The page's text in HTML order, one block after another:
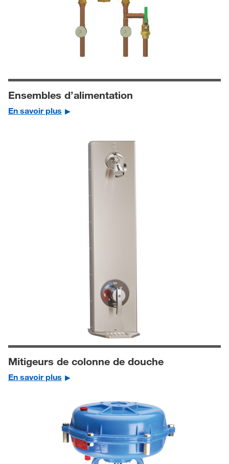
Ensembles d’alimentation
En savoir plus
Mitigeurs de colonne de douche
En savoir plus